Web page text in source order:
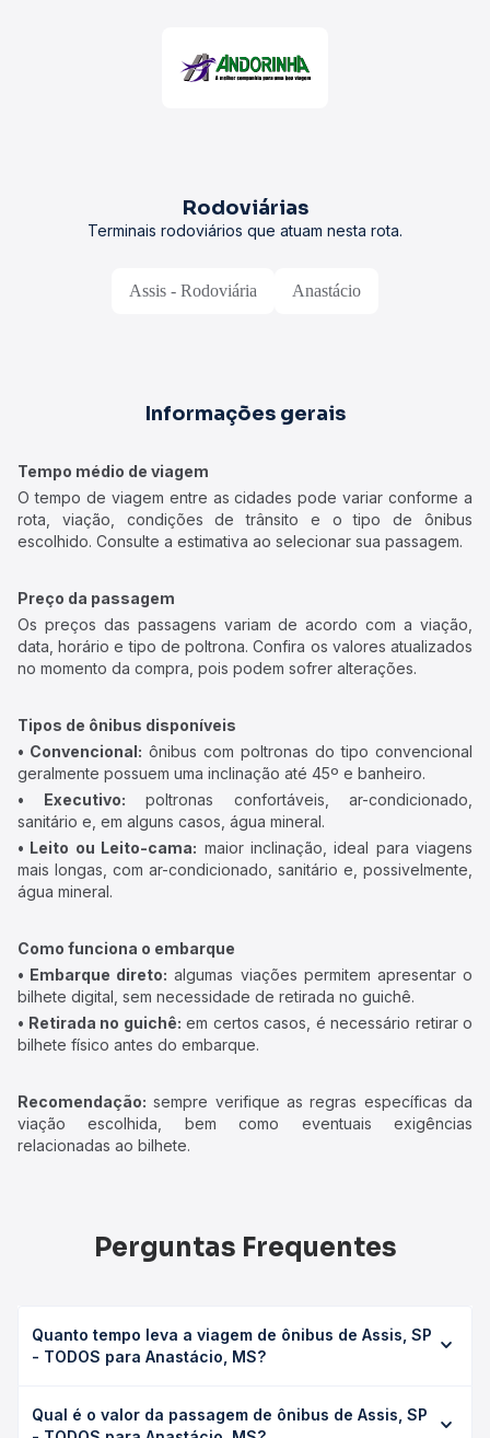
Rodoviárias
Terminais rodoviários que atuam nesta rota.
Assis - Rodoviária Anastácio
Informações gerais
Tempo médio de viagem
O tempo de viagem entre as cidades pode variar conforme a
rota, viação, condições de trânsito e o tipo de ônibus
escolhido. Consulte a estimativa ao selecionar sua passagem.
Preço da passagem
Os preços das passagens variam de acordo com a viação,
data, horário e tipo de poltrona. Confira os valores atualizados
no momento da compra, pois podem sofrer alterações.
Tipos de ônibus disponíveis
• Convencional: ônibus com poltronas do tipo convencional
geralmente possuem uma inclinação até 45º e banheiro.
• Executivo: poltronas confortáveis, ar-condicionado,
sanitário e, em alguns casos, água mineral.
• Leito ou Leito-cama: maior inclinação, ideal para viagens
mais longas, com ar-condicionado, sanitário e, possivelmente,
água mineral.
Como funciona o embarque
• Embarque direto: algumas viações permitem apresentar o
bilhete digital, sem necessidade de retirada no guichê.
• Retirada no guichê: em certos casos, é necessário retirar o
bilhete físico antes do embarque.
Recomendação: sempre verifique as regras específicas da
viação escolhida, bem como eventuais exigências
relacionadas ao bilhete.
Perguntas Frequentes
Quanto tempo leva a viagem de ônibus de Assis, SP
- TODOS para Anastácio, MS?
MS leva em média 10h 15min, podendo variar conforme a
Qual é o valor da passagem de ônibus de Assis, SP